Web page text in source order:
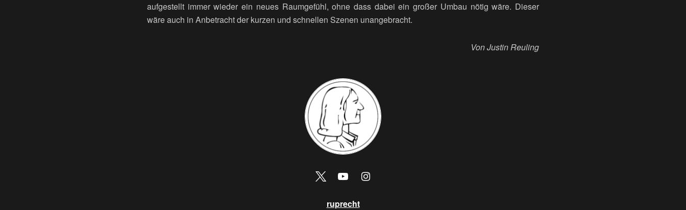
aufgestellt immer wieder ein neues Raumgefühl, ohne dass dabei ein großer Umbau nötig wäre. Dieser
wäre auch in Anbetracht der kurzen und schnellen Szenen unangebracht.
Von Justin Reuling
ruprecht